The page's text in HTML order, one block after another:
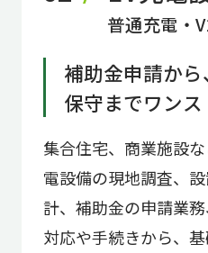
普通充電・
補助金申請から
保守までワン
集合住宅、商業施設
電設備の現地調査、
計、補助金の申請業
対応や手続きから、